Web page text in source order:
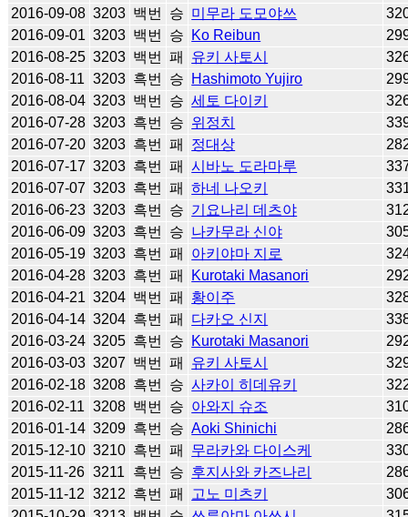
2016-09-08 3203 백번 승 미무라 도모야쓰
2016-09-01 3203 백번 승 Ko Reibun
2016-08-25 3203 백번 패 유키 사토시
2016-08-11 3203 흑번 승 Hashimoto Yujiro
2016-08-04 3203 백번 승 세토 다이키
2016-07-28 3203 흑번 승 위정치
2016-07-20 3203 흑번 패 정대상
2016-07-17 3203 흑번 패 시바노 도라마루
2016-07-07 3203 흑번 패 하네 나오키
2016-06-23 3203 흑번 승 기요나리 데츠야
2016-06-09 3203 흑번 승 나카무라 신야
2016-05-19 3203 흑번 패 아키야마 지로
2016-04-28 3203 흑번 패 Kurotaki Masanori
2016-04-21 3204 백번 패 황이주
2016-04-14 3204 흑번 패 다카오 신지
2016-03-24 3205 흑번 승 Kurotaki Masanori
2016-03-03 3207 백번 패 유키 사토시
2016-02-18 3208 흑번 승 사카이 히데유키
2016-02-11 3208 백번 승 아와지 슈조
2016-01-14 3209 흑번 승 Aoki Shinichi
2015-12-10 3210 흑번 패 무라카와 다이스케
2015-11-26 3211 흑번 승 후지사와 카즈나리
2015-11-12 3212 흑번 패 고노 미츠키